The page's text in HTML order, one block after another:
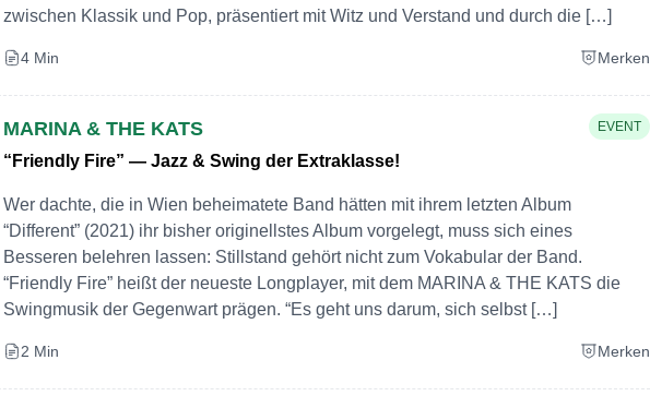
zwischen Klassik und Pop, präsentiert mit Witz und Verstand und durch die […]
4 Min Merken
MARINA & THE KATS EVENT
“Friendly Fire” — Jazz & Swing der Extraklasse!
Wer dachte, die in Wien beheimatete Band hätten mit ihrem letzten Album
“Different” (2021) ihr bisher originellstes Album vorgelegt, muss sich eines
Besseren belehren lassen: Stillstand gehört nicht zum Vokabular der Band.
“Friendly Fire” heißt der neueste Longplayer, mit dem MARINA & THE KATS die
Swingmusik der Gegenwart prägen. “Es geht uns darum, sich selbst […]
2 Min Merken